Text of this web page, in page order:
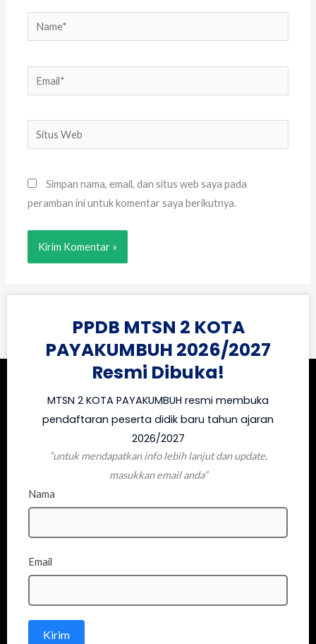
Name*
Email*
Situs
Web
Simpan nama, email, dan situs web saya pada
peramban ini untuk komentar saya berikutnya.
PPDB MTSN 2 KOTA
PAYAKUMBUH 2026/2027
Resmi Dibuka!
MTSN 2 KOTA PAYAKUMBUH resmi membuka
pendaftaran peserta didik baru tahun ajaran
2026/2027
“untuk mendapatkan info lebih lanjut dan update,
masukkan email anda”
Nama
Email
Kirim